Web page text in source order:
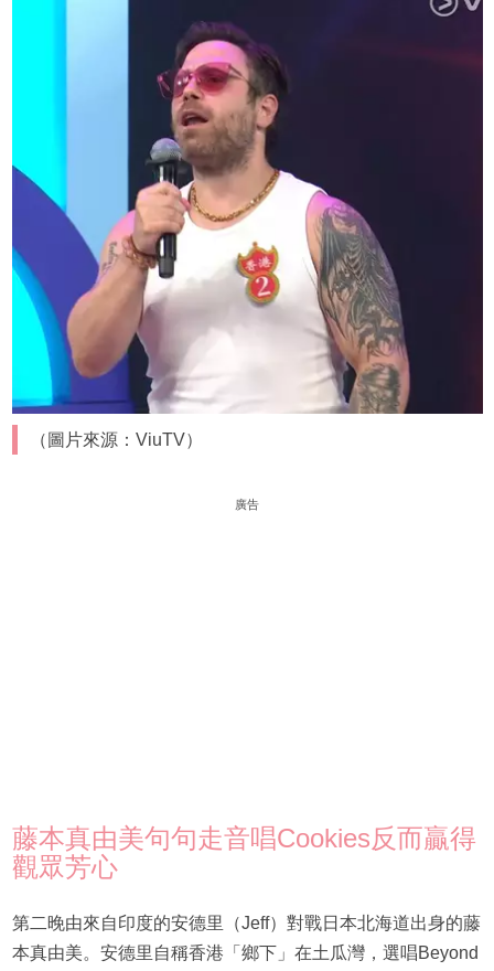
（圖片來源：ViuTV）
廣告
藤本真由美句句走音唱Cookies反而贏得
觀眾芳心
第二晚由來自印度的安德里（Jeff）對戰日本北海道出身的藤
本真由美。安德里自稱香港「鄉下」在土瓜灣，選唱Beyond